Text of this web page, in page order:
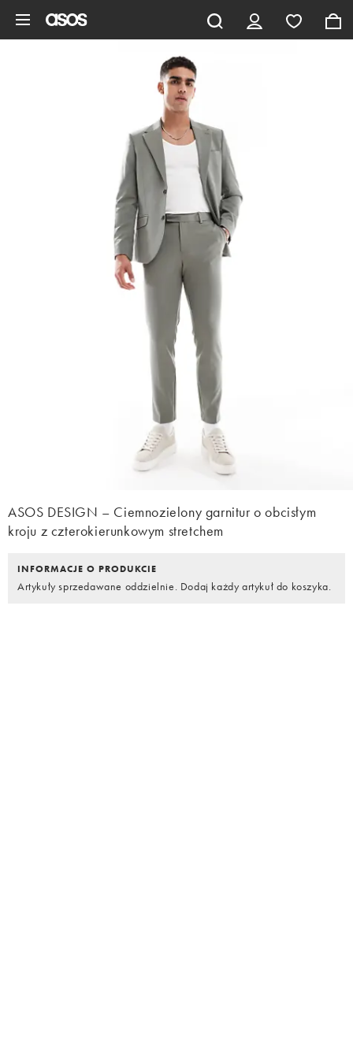
ASOS DESIGN – Ciemnozielony garnitur o obcisłym
kroju z czterokierunkowym stretchem
INFORMACJE O PRODUKCIE
Artykuły sprzedawane oddzielnie. Dodaj każdy artykuł do koszyka.